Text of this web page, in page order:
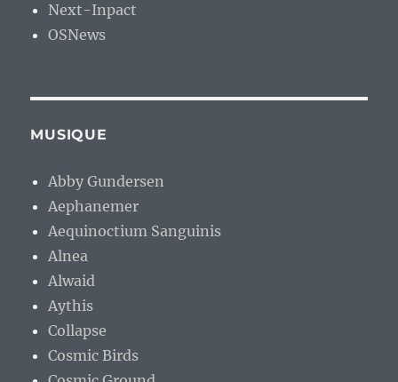
Next-Inpact
OSNews
MUSIQUE
Abby Gundersen
Aephanemer
Aequinoctium Sanguinis
Alnea
Alwaid
Aythis
Collapse
Cosmic Birds